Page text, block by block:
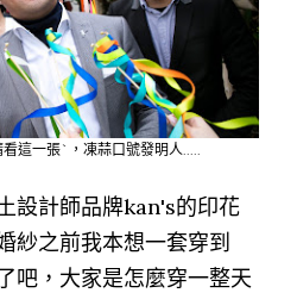
這一張`，凍蒜口號發明人.....
設計師品牌kan's的印花
紗之前我本想一套穿到
吧，大家是怎麼穿一整天